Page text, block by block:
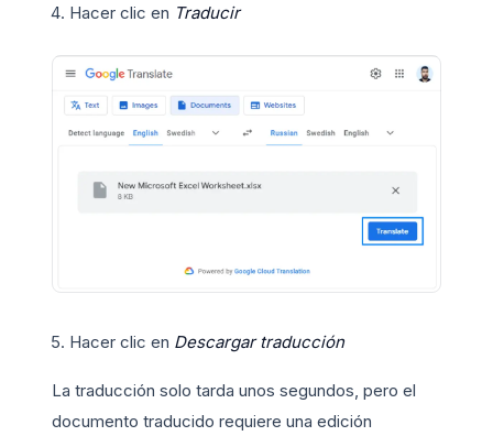
Hacer clic en Traducir
Hacer clic en Descargar traducción
La traducción solo tarda unos segundos, pero el
documento traducido requiere una edición